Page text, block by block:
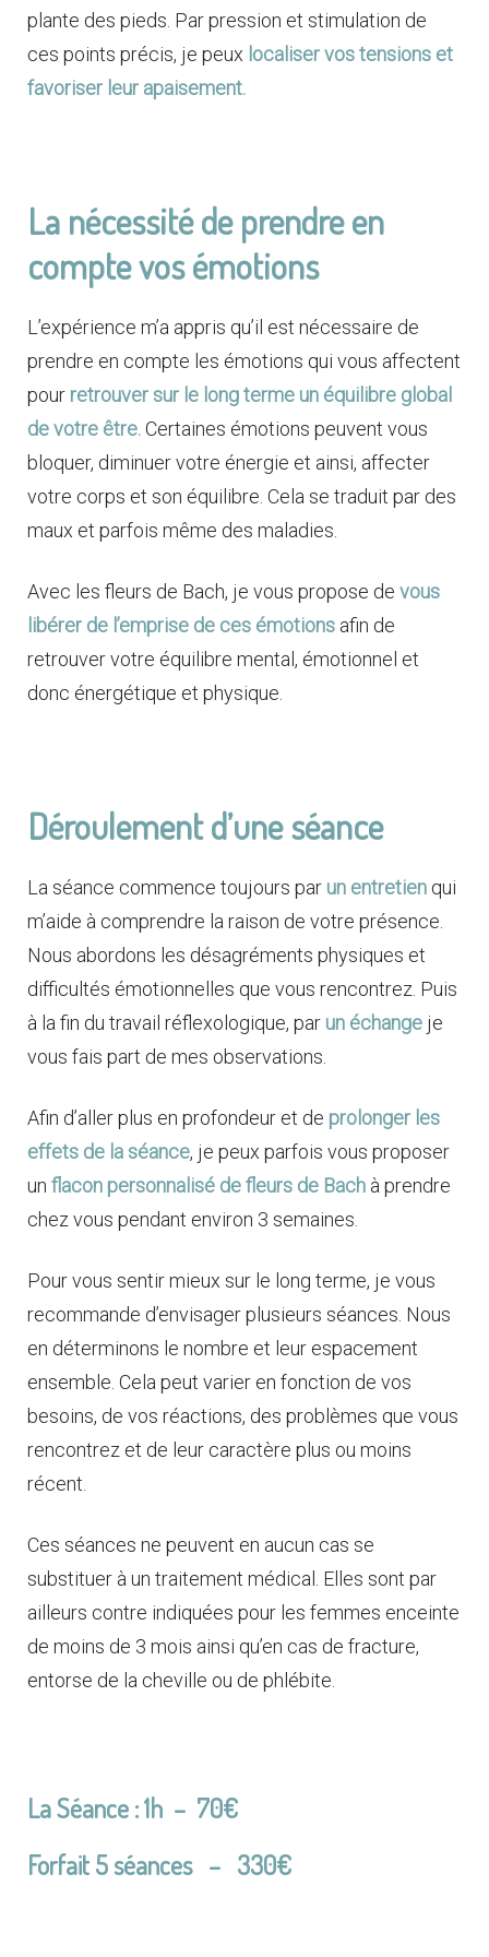
plante des pieds. Par pression et stimulation de
ces points précis, je peux localiser vos tensions et
favoriser leur apaisement.
La nécessité de prendre en
compte vos émotions
L’expérience m’a appris qu’il est nécessaire de
prendre en compte les émotions qui vous affectent
pour retrouver sur le long terme un équilibre global
de votre être.Certaines émotions peuvent vous
bloquer, diminuer votre énergie et ainsi, affecter
votre corps et son équilibre. Cela se traduit par des
maux et parfois même des maladies.
Avec les fleurs de Bach, je vous propose de vous
libérer de l’emprise de ces émotions afin de
retrouver votre équilibre mental, émotionnel et
donc énergétique et physique.
Déroulement d’une séance
La séance commence toujours par un entretien qui
m’aide à comprendre la raison de votre présence.
Nous abordons les désagréments physiques et
difficultés émotionnelles que vous rencontrez. Puis
à la fin du travail réflexologique, par un échange je
vous fais part de mes observations.
Afin d’aller plus en profondeur et de prolonger les
effets de la séance, je peux parfois vous proposer
un flacon personnalisé de fleurs de Bach à prendre
chez vous pendant environ 3 semaines.
Pour vous sentir mieux sur le long terme, je vous
recommande d’envisager plusieurs séances. Nous
en déterminons le nombre et leur espacement
ensemble. Cela peut varier en fonction de vos
besoins, de vos réactions, des problèmes que vous
rencontrez et de leur caractère plus ou moins
récent.
Ces séances ne peuvent en aucun cas se
substituer à un traitement médical. Elles sont par
ailleurs contre indiquées pour les femmes enceinte
de moins de 3 mois ainsi qu’en cas de fracture,
entorse de la cheville ou de phlébite.
La Séance : 1h – 70€
Forfait 5 séances – 330€